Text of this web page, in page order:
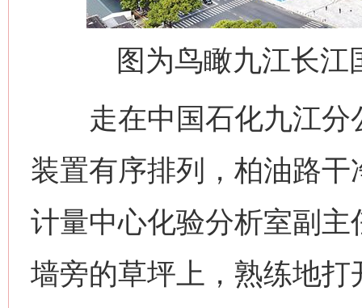
图为鸟瞰九江长
走在中国石化九江分
装置有序排列，柏油路
计量中心化验分析室副
墙旁的草坪上，熟练地打